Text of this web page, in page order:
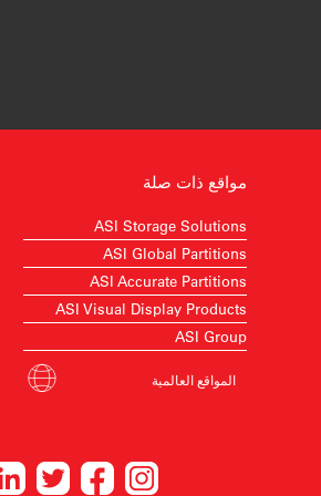
مواقع ذات صلة
ASI Storage Solutions
ASI Global Partitions
ASI Accurate Partitions
ASI Visual Display Products
ASI Group
المواقع العالمية